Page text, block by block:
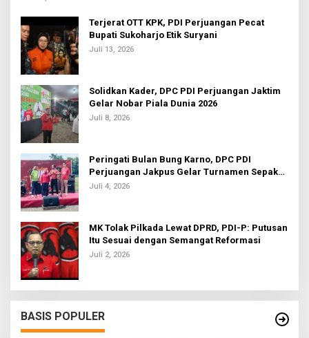
Terjerat OTT KPK, PDI Perjuangan Pecat
Bupati Sukoharjo Etik Suryani
Juli 13, 2026
Solidkan Kader, DPC PDI Perjuangan Jaktim
Gelar Nobar Piala Dunia 2026
Juli 8, 2026
Peringati Bulan Bung Karno, DPC PDI
Perjuangan Jakpus Gelar Turnamen Sepak
Bola U-20
Juli 4, 2026
MK Tolak Pilkada Lewat DPRD, PDI-P: Putusan
Itu Sesuai dengan Semangat Reformasi
Juli 2, 2026
BASIS POPULER